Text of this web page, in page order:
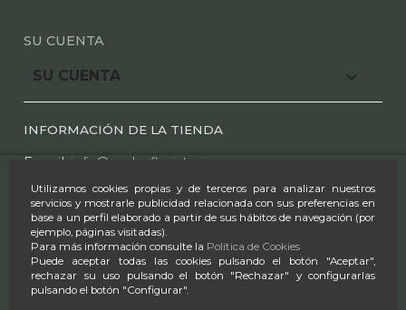
Utilizamos cookies propias y de terceros para analizar nuestros
servicios y mostrarle publicidad relacionada con sus preferencias en
base a un perfil elaborado a partir de sus hábitos de navegación (por
ejemplo, páginas visitadas).
Para más información consulte la Política de Cookies
Puede aceptar todas las cookies pulsando el botón "Aceptar",
rechazar su uso pulsando el botón "Rechazar" y configurarlas
pulsando el botón "Configurar".
SU CUENTA
SU CUENTA 
INFORMACIÓN DE LA TIENDA
E mail: info@azaleafloristeria.com
Tel.:91 612 25 44 -91 610 00 97
Horario:
L-S 9:00-14:00 & 17:00-20:30
D 9:30-14:00